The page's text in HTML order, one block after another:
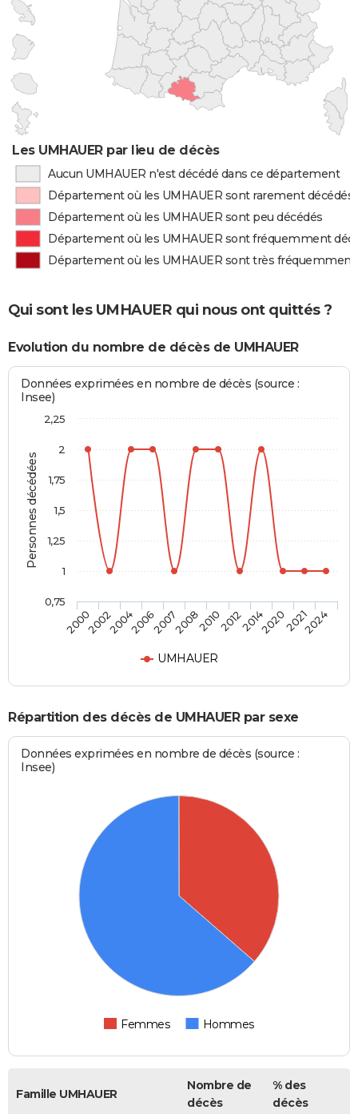
Les UMHAUER par lieu de décès
Aucun UMHAUER n'est décédé dans ce département
Département où les UMHAUER sont rarement décédés
Département où les UMHAUER sont peu décédés
Département où les UMHAUER sont fréquemment
Département où les UMHAUER sont très fréquemment
Qui sont les UMHAUER qui nous ont quittés ?
Evolution du nombre de décès de UMHAUER
Personnes décédées
Données exprimées en nombre de décès (source :
Insee)
UMHAUER
200020022004200620072008201020122014202020212024
0,75
1
1,25
1,5
1,75
2
2,25
Répartition des décès de UMHAUER par sexe
Données exprimées en nombre de décès (source :
Insee)
Femmes Hommes
Famille UMHAUER
Nombre de
décès
% des
décès